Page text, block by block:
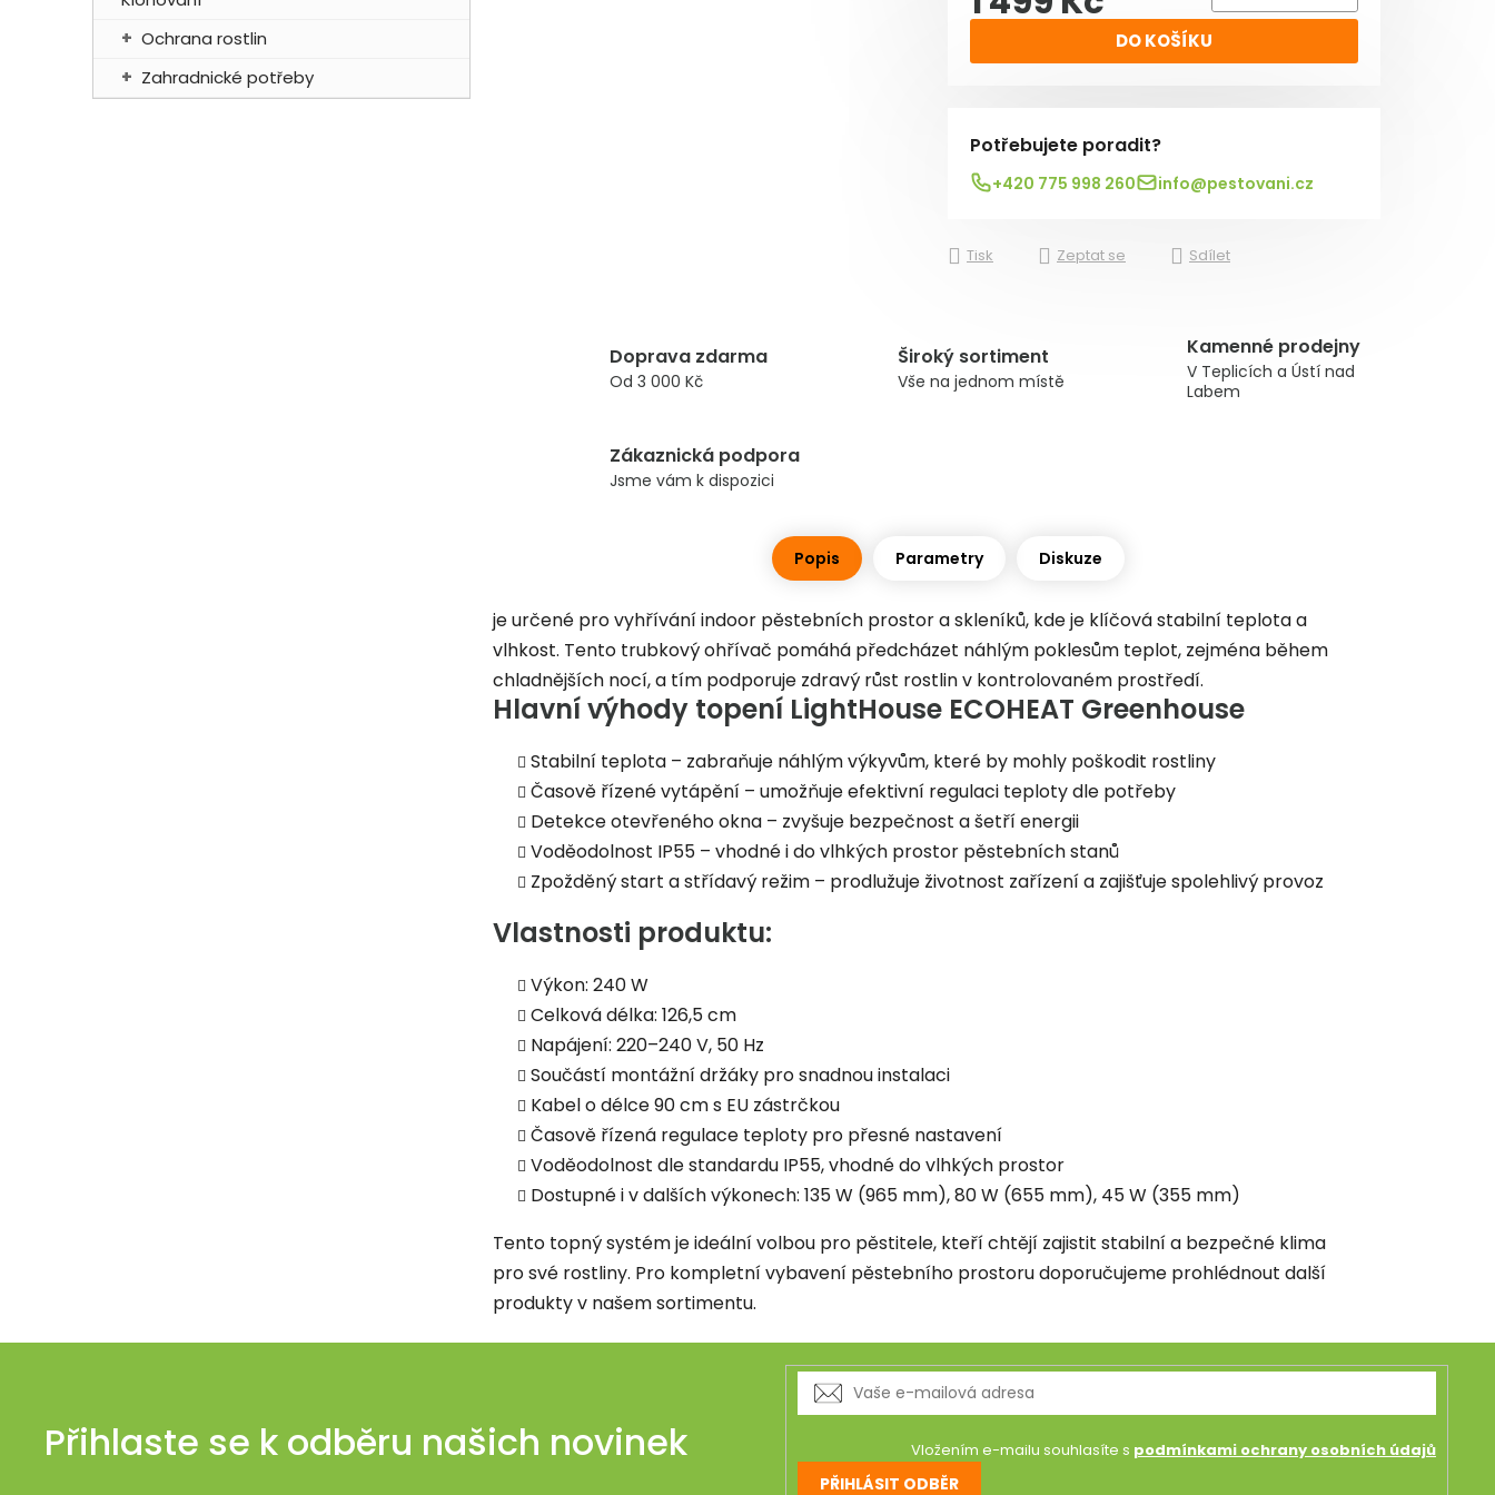
Ochrana rostlin
Zahradnické potřeby
DO KOŠÍKU
Potřebujete poradit?
+420 775 998 260 info@pestovani.cz
Tisk Zeptat se Sdílet
Doprava zdarma
Od 3 000 Kč
Široký sortiment
Vše na jednom místě
Kamenné prodejny
V Teplicích a Ústí nad
Labem
Zákaznická podpora
Jsme vám k dispozici
Popis Parametry Diskuze
je určené pro vyhřívání indoor pěstebních prostor a skleníků, kde je klíčová stabilní teplota a
vlhkost. Tento trubkový ohřívač pomáhá předcházet náhlým poklesům teplot, zejména během
chladnějších nocí, a tím podporuje zdravý růst rostlin v kontrolovaném prostředí.
Hlavní výhody topení LightHouse ECOHEAT Greenhouse
Stabilní teplota – zabraňuje náhlým výkyvům, které by mohly poškodit rostliny
Časově řízené vytápění – umožňuje efektivní regulaci teploty dle potřeby
Detekce otevřeného okna – zvyšuje bezpečnost a šetří energii
Voděodolnost IP55 – vhodné i do vlhkých prostor pěstebních stanů
Zpožděný start a střídavý režim – prodlužuje životnost zařízení a zajišťuje spolehlivý provoz
Vlastnosti produktu:
Výkon: 240 W
Celková délka: 126,5 cm
Napájení: 220–240 V, 50 Hz
Součástí montážní držáky pro snadnou instalaci
Kabel o délce 90 cm s EU zástrčkou
Časově řízená regulace teploty pro přesné nastavení
Voděodolnost dle standardu IP55, vhodné do vlhkých prostor
Dostupné i v dalších výkonech: 135 W (965 mm), 80 W (655 mm), 45 W (355 mm)
Tento topný systém je ideální volbou pro pěstitele, kteří chtějí zajistit stabilní a bezpečné klima
pro své rostliny. Pro kompletní vybavení pěstebního prostoru doporučujeme prohlédnout další
produkty v našem sortimentu.
Přihlaste se k odběru našich novinek Vložením e-mailu souhlasíte s podmínkami ochrany osobních údajů
PŘIHLÁSIT ODBĚR